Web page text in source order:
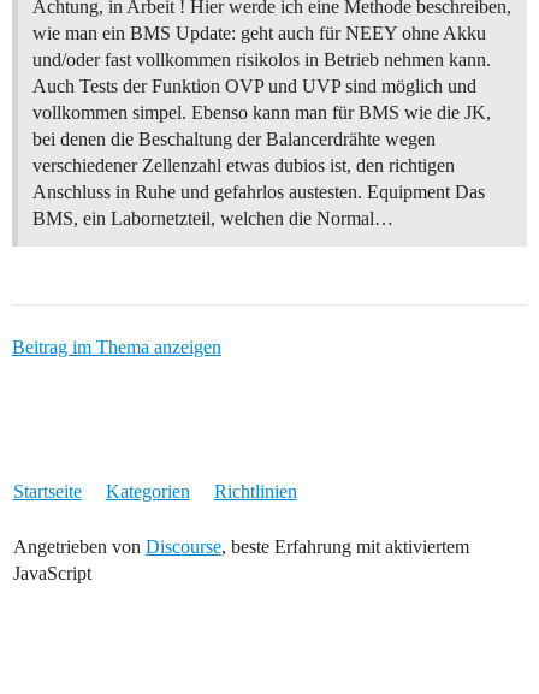
Achtung, in Arbeit ! Hier werde ich eine Methode beschreiben,
wie man ein BMS Update: geht auch für NEEY ohne Akku
und/oder fast vollkommen risikolos in Betrieb nehmen kann.
Auch Tests der Funktion OVP und UVP sind möglich und
vollkommen simpel. Ebenso kann man für BMS wie die JK,
bei denen die Beschaltung der Balancerdrähte wegen
verschiedener Zellenzahl etwas dubios ist, den richtigen
Anschluss in Ruhe und gefahrlos austesten. Equipment Das
BMS, ein Labornetzteil, welchen die Normal…
Beitrag im Thema anzeigen
Startseite Kategorien Richtlinien
Angetrieben von Discourse, beste Erfahrung mit aktiviertem
JavaScript